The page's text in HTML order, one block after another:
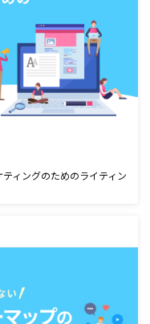
ィングのためのライティン